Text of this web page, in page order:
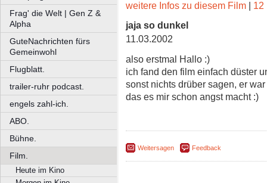
Frag' die Welt | Gen Z &
Alpha
GuteNachrichten fürs
Gemeinwohl
Flugblatt.
trailer-ruhr podcast.
engels zahl-ich.
ABO.
Bühne.
Film.
Heute im Kino
weitere Infos zu diesem Film | 12
jaja so dunkel
11.03.2002
also erstmal Hallo :)
ich fand den film einfach düster
sonst nichts drüber sagen, er
das es mir schon angst macht :)
Weitersagen Feedback